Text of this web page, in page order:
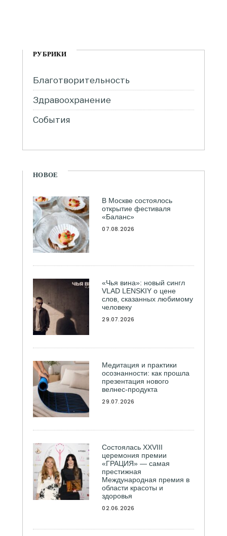
РУБРИКИ
Благотворительность
Здравоохранение
События
НОВОЕ
В Москве состоялось
открытие фестиваля
«Баланс»
07.08.2026
«Чья вина»: новый сингл
VLAD LENSKIY о цене
слов, сказанных любимому
человеку
29.07.2026
Медитация и практики
осознанности: как прошла
презентация нового
велнес-продукта
29.07.2026
Состоялась ХXVIII
церемония премии
«ГРАЦИЯ» — самая
престижная
Международная премия в
области красоты и
здоровья
02.06.2026